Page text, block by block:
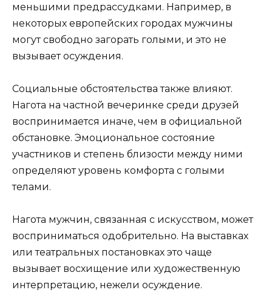
меньшими предрассудками. Например, в
некоторых европейских городах мужчины
могут свободно загорать голыми, и это не
вызывает осуждения.
Социальные обстоятельства также влияют.
Нагота на частной вечеринке среди друзей
воспринимается иначе, чем в официальной
обстановке. Эмоциональное состояние
участников и степень близости между ними
определяют уровень комфорта с голыми
телами.
Нагота мужчин, связанная с искусством, может
восприниматься одобрительно. На выставках
или театральных постановках это чаще
вызывает восхищение или художественную
интерпретацию, нежели осуждение.